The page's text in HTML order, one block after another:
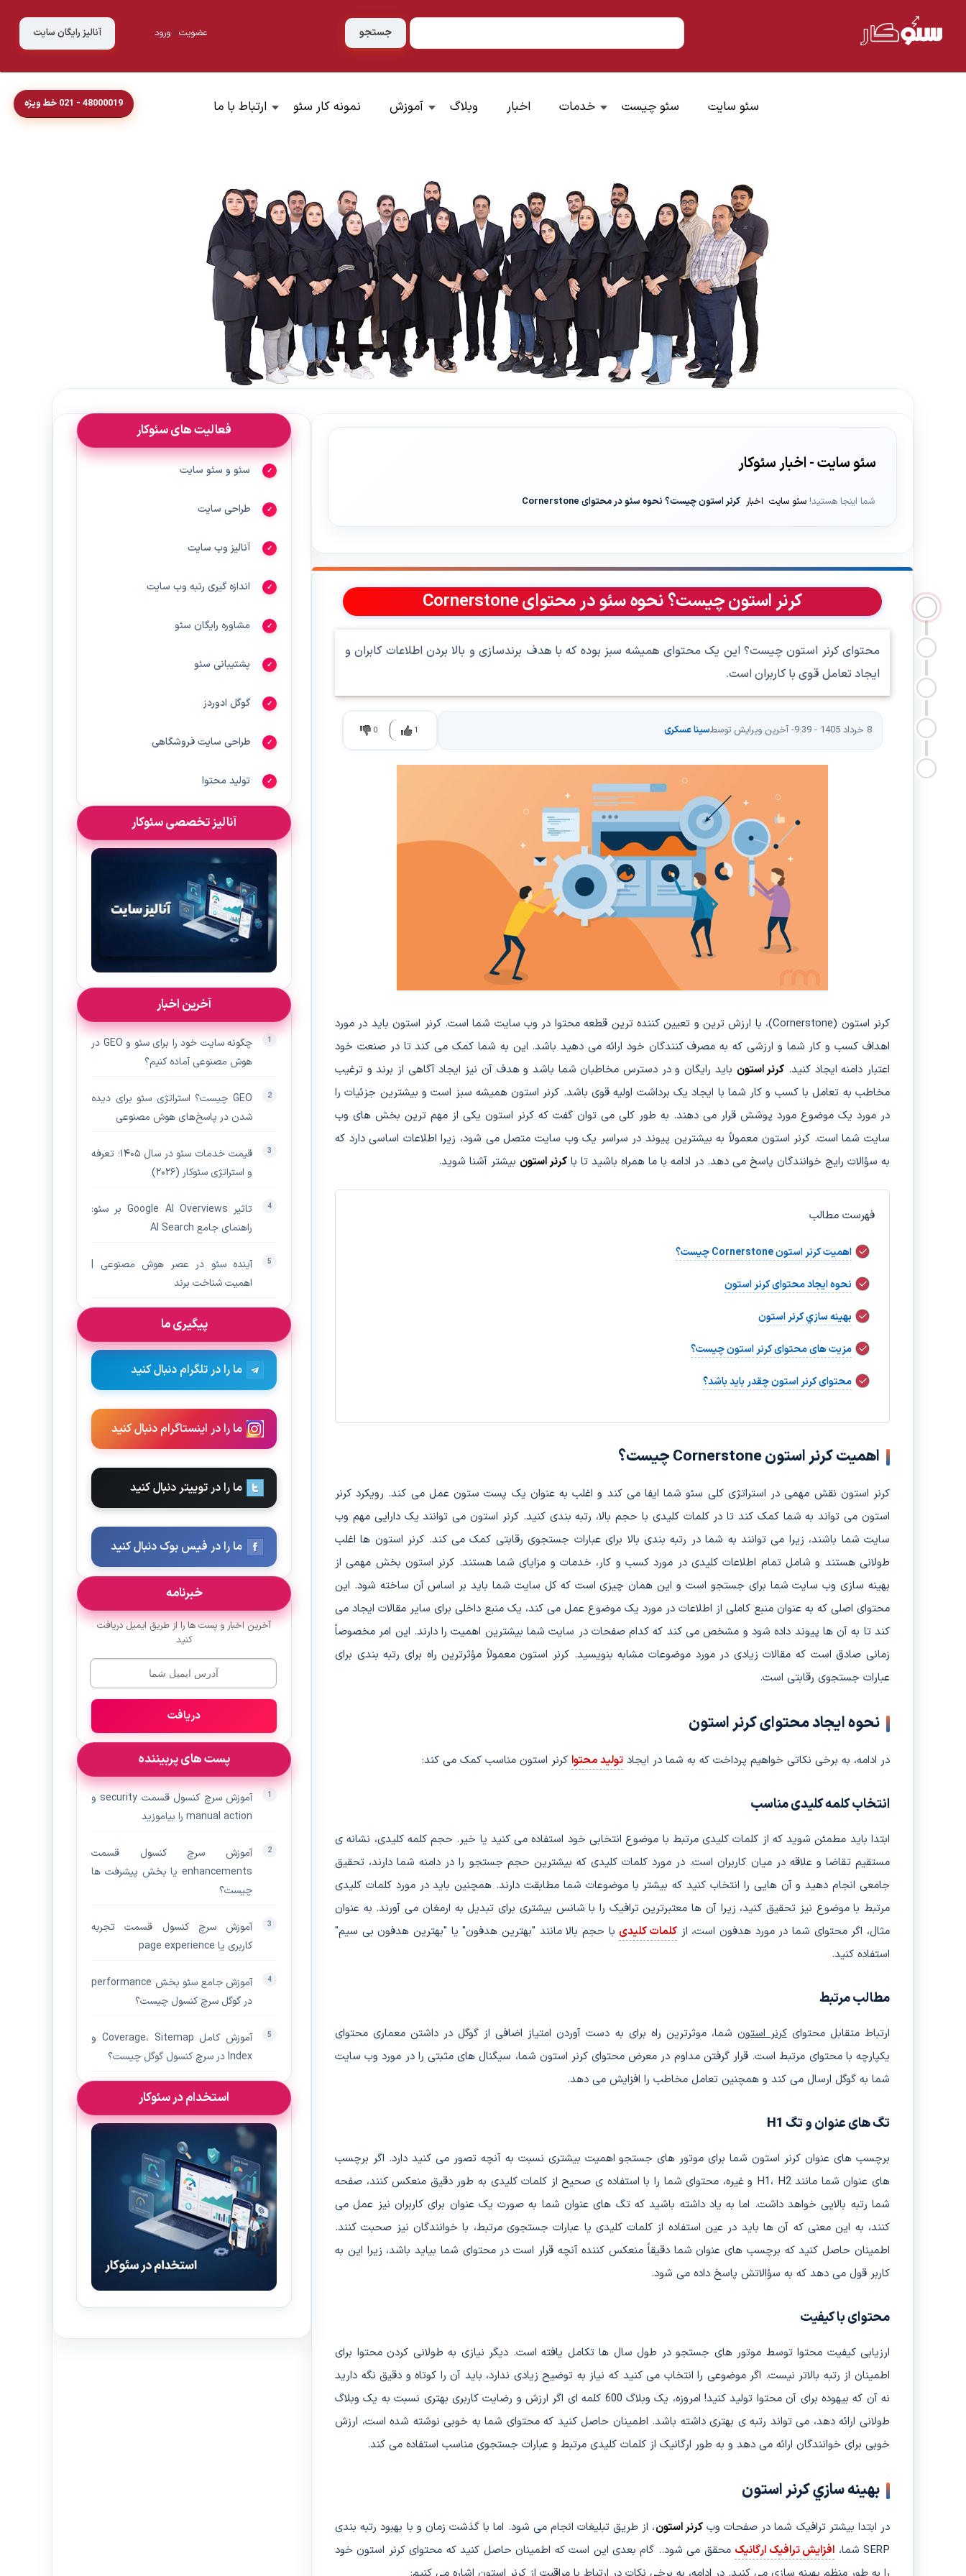
عضویت| ورود آنالیز رایگان سایت
سئو سایت سئو چیست خدمات اخبار وبلاگ آموزش نمونه کار سئو ارتباط با ما 48000019 - 021 خط ویژه
سئو سایت - اخبار سئوکار
شما اینجا هستید! سئو سایت اخبار کرنر استون چیست؟ نحوه سئو در محتوای Cornerstone
کرنر استون چیست؟ نحوه سئو در محتوای Cornerstone
محتوای کرنر استون چیست؟ این یک محتوای همیشه سبز بوده که با هدف برندسازی و بالا بردن اطلاعات کابران و
ایجاد تعامل قوی با کاربران است.
8 خرداد 1405 - 9:39 - آخرین ویرایش توسطسینا عسکری 1
0
کرنر استون (Cornerstone)، با ارزش ترین و تعیین کننده ترین قطعه محتوا در وب سایت شما است. کرنر استون باید در مورد
اهداف کسب و کار شما و ارزشی که به مصرف کنندگان خود ارائه می دهید باشد. این به شما کمک می کند تا در صنعت خود
اعتبار دامنه ایجاد کنید. کرنر استون باید رایگان و در دسترس مخاطبان شما باشد و هدف آن نیز ایجاد آگاهی از برند و ترغیب
مخاطب به تعامل با کسب و کار شما با ایجاد یک برداشت اولیه قوی باشد. کرنر استون همیشه سبز است و بیشترین جزئیات را
در مورد یک موضوع مورد پوشش قرار می دهند. به طور کلی می توان گفت که کرنر استون یکی از مهم ترین بخش های وب
سایت شما است. کرنر استون معمولاً به بیشترین پیوند در سراسر یک وب سایت متصل می شود، زیرا اطلاعات اساسی دارد که
به سؤالات رایج خوانندگان پاسخ می دهد. در ادامه با ما همراه باشید تا با کرنر استون بیشتر آشنا شوید.
فهرست مطالب
اهمیت کرنر استون Cornerstone چیست؟
نحوه ایجاد محتوای کرنر استون
بهينه سازي کرنر استون
مزیت های محتوای کرنر استون چیست؟
محتوای کرنر استون چقدر باید باشد؟
اهمیت کرنر استون Cornerstone چیست؟
کرنر استون نقش مهمی در استراتژی کلی سئو شما ایفا می کند و اغلب به عنوان یک پست ستون عمل می کند. رویکرد کرنر
استون می تواند به شما کمک کند تا در کلمات کلیدی با حجم بالا، رتبه بندی کنید. کرنر استون می توانند یک دارایی مهم وب
سایت شما باشند، زیرا می توانند به شما در رتبه بندی بالا برای عبارات جستجوی رقابتی کمک می کند. کرنر استون ها اغلب
طولانی هستند و شامل تمام اطلاعات کلیدی در مورد کسب و کار، خدمات و مزایای شما هستند. کرنر استون بخش مهمی از
بهینه سازی وب سایت شما برای جستجو است و این همان چیزی است که کل سایت شما باید بر اساس آن ساخته شود. این
محتوای اصلی که به عنوان منبع کاملی از اطلاعات در مورد یک موضوع عمل می کند، یک منبع داخلی برای سایر مقالات ایجاد می
کند تا به آن ها پیوند داده شود و مشخص می کند که کدام صفحات در سایت شما بیشترین اهمیت را دارند. این امر مخصوصاً
زمانی صادق است که مقالات زیادی در مورد موضوعات مشابه بنویسید. کرنر استون معمولاً مؤثرترین راه برای رتبه بندی برای
عبارات جستجوی رقابتی است.
نحوه ایجاد محتوای کرنر استون
در ادامه، به برخی نکاتی خواهیم پرداخت که به شما در ایجاد تولید محتوا کرنر استون مناسب کمک می کند:
انتخاب کلمه کلیدی مناسب
ابتدا باید مطمئن شوید که از کلمات کلیدی مرتبط با موضوع انتخابی خود استفاده می کنید یا خیر. حجم کلمه کلیدی، نشانه ی
مستقیم تقاضا و علاقه در میان کاربران است. در مورد کلمات کلیدی که بیشترین حجم جستجو را در دامنه شما دارند، تحقیق
جامعی انجام دهید و آن هایی را انتخاب کنید که بیشتر با موضوعات شما مطابقت دارند. همچنین باید در مورد کلمات کلیدی
مرتبط با موضوع نیز تحقیق کنید، زیرا آن ها معتبرترین ترافیک را با شانس بیشتری برای تبدیل به ارمغان می آورند. به عنوان
مثال، اگر محتوای شما در مورد هدفون است، از کلمات کلیدی با حجم بالا مانند "بهترین هدفون" یا "بهترین هدفون بی سیم"
استفاده کنید.
مطالب مرتبط
ارتباط متقابل محتوایکرنر استون شما، موثرترین راه برای به دست آوردن امتیاز اضافی از گوگل در داشتن معماری محتوای
یکپارچه با محتوای مرتبط است. قرار گرفتن مداوم در معرض محتوای کرنر استون شما، سیگنال های مثبتی را در مورد وب سایت
شما به گوگل ارسال می کند و همچنین تعامل مخاطب را افزایش می دهد.
تگ های عنوان و تگ H1
برچسب های عنوان کرنر استونشما برای موتور های جستجو اهمیت بیشتری نسبت به آنچه تصور می کنید دارد. اگر برچسب
های عنوان شما مانند H1، H2 و غیره، محتوای شما را با استفاده ی صحیح از کلمات کلیدی به طور دقیق منعکس کنند، صفحه
شما رتبه بالایی خواهد داشت. اما به یاد داشته باشید که تگ‌ های عنوان شما به صورت یک عنوان برای کاربران نیز عمل می
کنند، به این معنی که آن ها باید در عین استفاده از کلمات کلیدی یا عبارات جستجوی مرتبط، با خوانندگان نیز صحبت کنند.
اطمینان حاصل کنید که برچسب‌ های عنوان شما دقیقاً منعکس کننده آنچه قرار است در محتوای شما بیاید باشد، زیرا این به
کاربر قول می دهد که به سؤالاتش پاسخ داده می شود.
محتوای با کیفیت
ارزیابی کیفیت محتوا توسط موتور های جستجو در طول سال ها تکامل یافته است. دیگر نیازی به طولانی کردن محتوا برای
اطمینان از رتبه بالاتر نیست. اگر موضوعی را انتخاب می کنید که نیاز به توضیح زیادی ندارد، باید آن را کوتاه و دقیق نگه دارید
نه آن که بیهوده برای آن محتوا تولید کنید! امروزه، یک وبلاگ 600 کلمه ای اگر ارزش و رضایت کاربری بهتری نسبت به یک وبلاگ
طولانی ارائه دهد، می تواند رتبه ی بهتری داشته باشد. اطمینان حاصل کنید که محتوای شما به خوبی نوشته شده است، ارزش
خوبی برای خوانندگان ارائه می دهد و به طور ارگانیک از کلمات کلیدی مرتبط و عبارات جستجوی مناسب استفاده می کند.
بهينه سازي کرنر استون
در ابتدا بیشتر ترافیک شما در صفحات وبکرنر استون، از طریق تبلیغات انجام می شود. اما با گذشت زمان و با بهبود رتبه بندی
SERP شما،
افزایش ترافیک ارگانیک محقق می شود.. گام بعدی این است که اطمینان حاصل کنید که محتوای کرنر استون خود
فعالیت های سئوکار
سئو و سئو سایت
طراحی سایت
آنالیز وب سایت
اندازه گیری رتبه وب سایت
مشاوره رایگان سئو
پشتیبانی سئو
گوگل ادوردز
طراحی سایت فروشگاهی
تولید محتوا
آنالیز تخصصی سئوکار
آخرین اخبار
چگونه سایت خود را برای سئو و GEO در
هوش مصنوعی آماده کنیم؟
GEO چیست؟ استراتژی سئو برای دیده‌
شدن در پاسخ‌های هوش مصنوعی
قیمت خدمات سئو در سال ۱۴۰۵؛ تعرفه
و استراتژی سئوکار (۲۰۲۶)
تاثیر Google AI Overviews بر سئو:
راهنمای جامع AI Search
آینده سئو در عصر هوش مصنوعی |
اهمیت شناخت برند
پیگیری ما
ما را در تلگرام دنبال کنید
ما را در اینستاگرام دنبال کنید
ما را در توییتر دنبال کنید
ما را در فیس بوک دنبال کنید
خبرنامه
آخرین اخبار و پست ها را از طریق ایمیل دریافت
کنید
دریافت
پست های پربیننده
آموزش سرچ کنسول قسمت security و
manual action را بیاموزید
آموزش سرچ کنسول قسمت
enhancements یا بخش پیشرفت ها
چیست؟
آموزش سرچ کنسول قسمت تجربه
کاربری یا page experience
آموزش جامع سئو بخش performance
در گوگل سرچ کنسول چیست؟
آموزش کامل Coverage، Sitemap و
Index در سرچ کنسول گوگل چیست؟
استخدام در سئوکار